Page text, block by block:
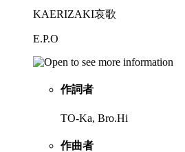
KAERIZAKI哀歌
E.P.O
作詞者
TO-Ka, Bro.Hi
作曲者